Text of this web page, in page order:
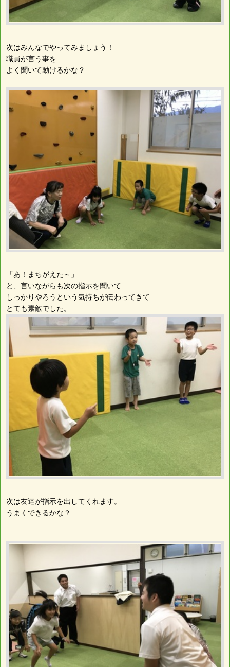
次はみんなでやってみましょう！
職員が言う事を
よく聞いて動けるかな？
「あ！まちがえた～」
と、言いながらも次の指示を聞いて
しっかりやろうという気持ちが伝わってきて
とても素敵でした。
次は友達が指示を出してくれます。
うまくできるかな？